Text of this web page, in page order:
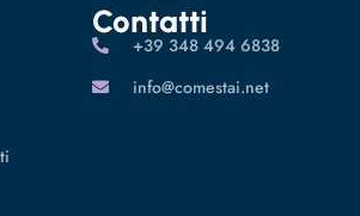
Contatti
‪+39 348 494 6838
info@comestai.net